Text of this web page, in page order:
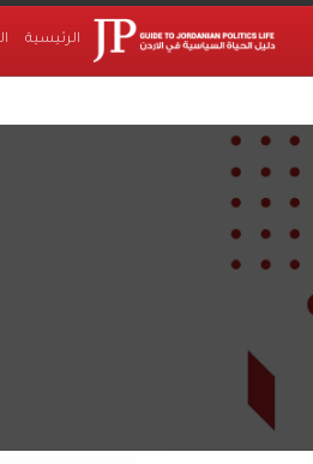
الرئيسية